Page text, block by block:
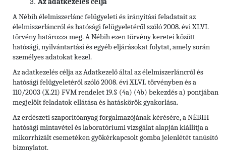
A Nébih élelmiszerlánc felügyeleti és irányítási feladatait az
élelmiszerláncról és hatósági felügyeletéről szóló 2008. évi XLVI.
törvény határozza meg. A Nébih ezen törvény keretei között
hatósági, nyilvántartási és egyéb eljárásokat folytat, amely során
személyes adatokat kezel.
Az adatkezelés célja az Adatkezelő által az élelmiszerláncról és
hatósági felügyeletéről szóló 2008. évi XLVI. törvényben és a
110/2003 (X.21) FVM rendelet 19.§ (4a) (4b) bekezdés a) pontjában
megjelölt feladatok ellátása és hatáskörök gyakorlása.
Az erdészeti szaporítóanyag forgalmazójának kérésére, a NÉBIH
hatósági mintavétel és laboratóriumi vizsgálat alapján kiállítja a
mikorrhizált csemetéken gyökérkapcsolt gomba jelenlétét tanúsító
bizonylatot.